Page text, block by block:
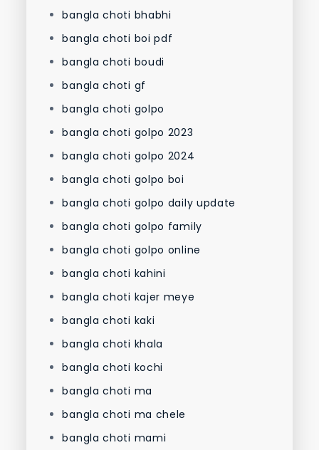
bangla choti bhabhi
bangla choti boi pdf
bangla choti boudi
bangla choti gf
bangla choti golpo
bangla choti golpo 2023
bangla choti golpo 2024
bangla choti golpo boi
bangla choti golpo daily update
bangla choti golpo family
bangla choti golpo online
bangla choti kahini
bangla choti kajer meye
bangla choti kaki
bangla choti khala
bangla choti kochi
bangla choti ma
bangla choti ma chele
bangla choti mami